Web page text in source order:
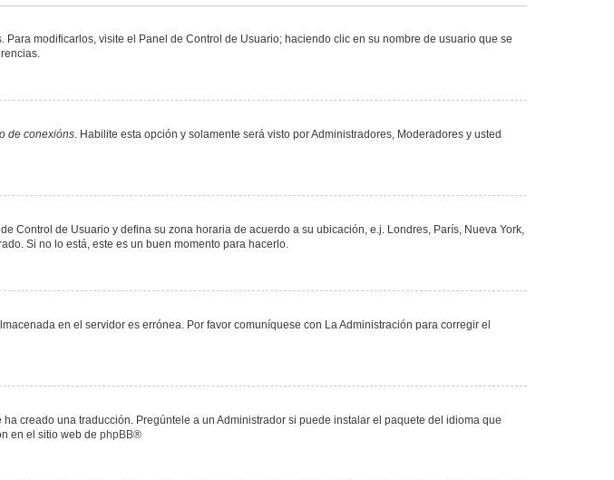
modificarlos, visite el Panel de Control de Usuario; haciendo clic en su nombre de usuario que se
de conexións. Habilite esta opción y solamente será visto por Administradores, Moderadores y usted
Control de Usuario y defina su zona horaria de acuerdo a su ubicación, e.j. Londres, París, Nueva York,
Si no lo está, este es un buen momento para hacerlo.
en el servidor es errónea. Por favor comuníquese con La Administración para corregir el
creado una traducción. Pregúntele a un Administrador si puede instalar el paquete del idioma que
en el sitio web de phpBB®